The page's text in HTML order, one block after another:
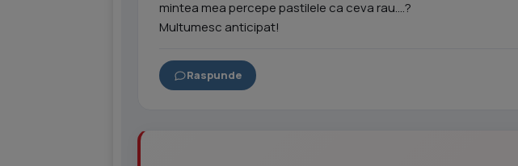
mintea mea percepe pastilele ca ceva rau....?
Multumesc anticipat!
Raspunde